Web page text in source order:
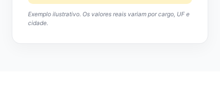
Exemplo ilustrativo. Os valores reais variam por cargo, UF e
cidade.